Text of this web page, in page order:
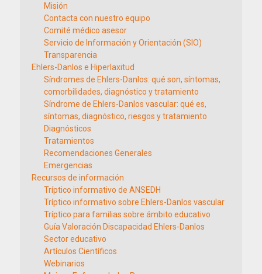
Misión
Contacta con nuestro equipo
Comité médico asesor
Servicio de Información y Orientación (SIO)
Transparencia
Ehlers-Danlos e Hiperlaxitud
Síndromes de Ehlers-Danlos: qué son, síntomas,
comorbilidades, diagnóstico y tratamiento
Síndrome de Ehlers-Danlos vascular: qué es,
síntomas, diagnóstico, riesgos y tratamiento
Diagnósticos
Tratamientos
Recomendaciones Generales
Emergencias
Recursos de información
Tríptico informativo de ANSEDH
Tríptico informativo sobre Ehlers-Danlos vascular
Tríptico para familias sobre ámbito educativo
Guía Valoración Discapacidad Ehlers-Danlos
Sector educativo
Artículos Científicos
Webinarios